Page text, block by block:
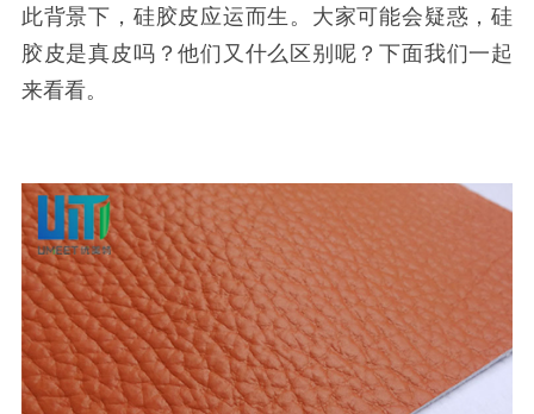
此背景下，硅胶皮应运而生。大家可能会疑惑，硅
胶皮是真皮吗？他们又什么区别呢？下面我们一起
来看看。